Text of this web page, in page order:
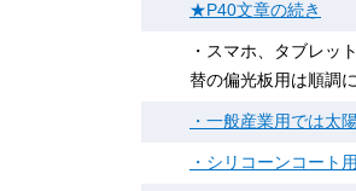
★P40文章の続き
・スマホ、タブレッ
替の偏光板用は順調
・一般産業用では太
・シリコーンコート